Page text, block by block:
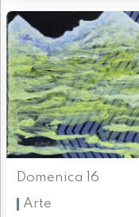
Domenica 16
Arte